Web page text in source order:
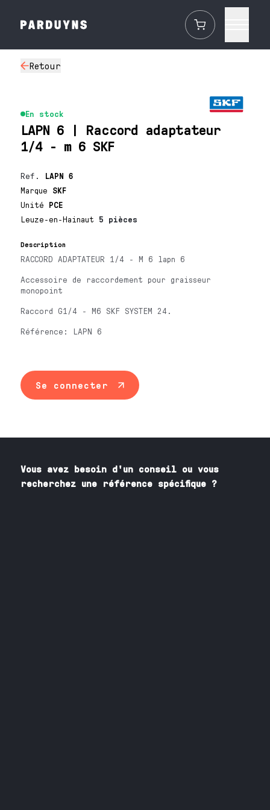
Retour
En stock
LAPN 6 | Raccord adaptateur
1/4 - m 6 SKF
Ref. LAPN 6
Marque SKF
Unité PCE
Leuze-en-Hainaut 5 pièces
Description
RACCORD ADAPTATEUR 1/4 - M 6 lapn 6
Accessoire de raccordement pour graisseur
monopoint
Raccord G1/4 - M6 SKF SYSTEM 24.
Référence: LAPN 6
Se connecter
Vous avez besoin d'un conseil ou vous
recherchez une référence spécifique ?